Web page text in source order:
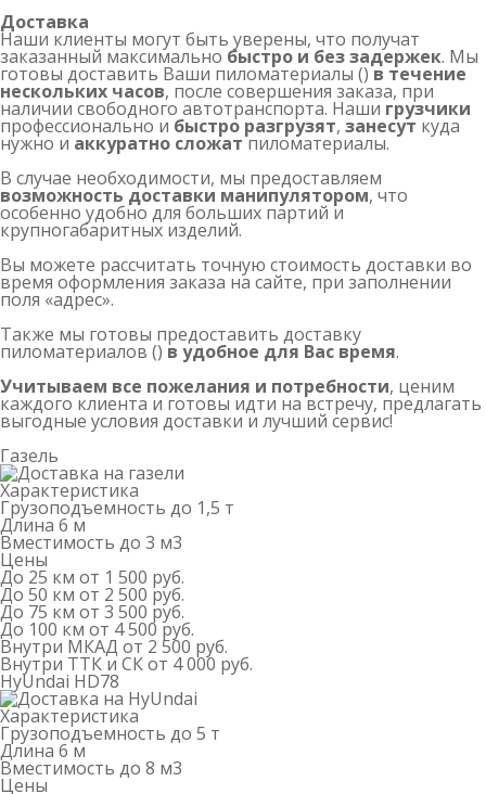
Доставка
Наши клиенты могут быть уверены, что получат
заказанный максимально быстро и без задержек. Мы
готовы доставить Ваши пиломатериалы ()в течение
нескольких часов, после совершения заказа, при
наличии свободного автотранспорта. Наши грузчики
профессионально и быстро разгрузят, занесут куда
нужно и аккуратно сложатпиломатериалы.
В случае необходимости, мы предоставляем
возможность доставки манипулятором, что
особенно удобно для больших партий и
крупногабаритных изделий.
Вы можете рассчитать точную стоимость доставки во
время оформления заказа на сайте, при заполнении
поля «адрес».
Также мы готовы предоставить доставку
пиломатериалов () в удобное для Вас время.
Учитываем все пожелания и потребности, ценим
каждого клиента и готовы идти на встречу, предлагать
выгодные условия доставки и лучший сервис!
Газель
Характеристика
Грузоподъемность до 1,5 т
Длина 6 м
Вместимость до 3 м3
Цены
До 25 км от 1 500 руб.
До 50 км от 2 500 руб.
До 75 км от 3 500 руб.
До 100 км от 4 500 руб.
Внутри МКАД от 2 500 руб.
Внутри ТТК и СКот 4 000 руб.
HyUndai HD78
Характеристика
Грузоподъемность до 5 т
Длина 6 м
Вместимость до 8 м3
Цены